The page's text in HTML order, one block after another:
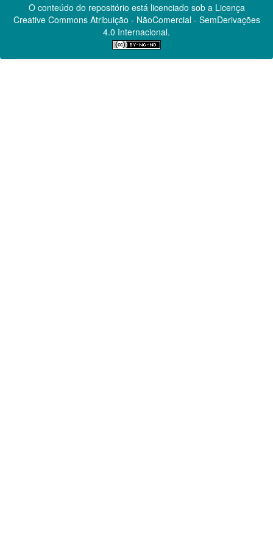
O conteúdo do repositório está licenciado sob a Licença
Creative CommonsAtribuição - NãoComercial - SemDerivações
4.0 Internacional.